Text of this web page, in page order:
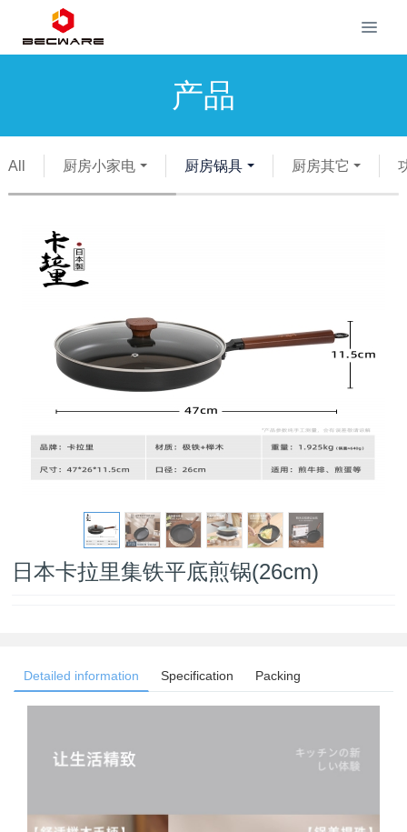
产品
All 厨房小家电 厨房锅具 厨房其它
日本卡拉里集铁平底煎锅(26cm)
Detailed information Specification Packing